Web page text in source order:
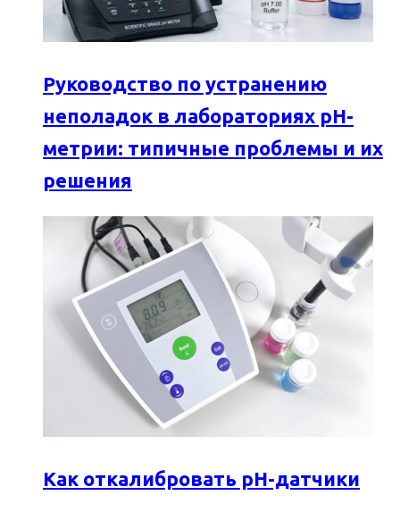
Руководство по устранению
неполадок в лабораториях pH-
метрии: типичные проблемы и их
решения
Как откалибровать pH-датчики